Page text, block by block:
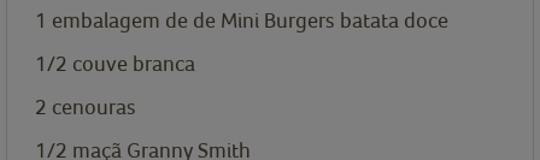
1 embalagem de de Mini Burgers batata doce
1/2 couve branca
2 cenouras
1/2 maçã Granny Smith